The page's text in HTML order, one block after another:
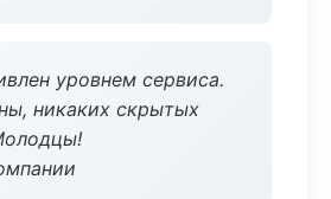
уровнем сервиса.
никаких скрытых